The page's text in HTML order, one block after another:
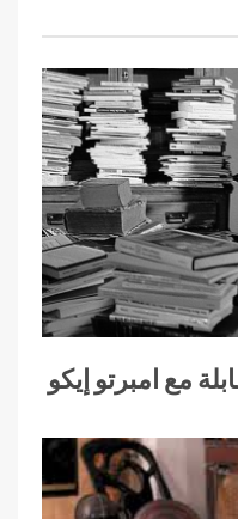
مع امبرتو إيكو